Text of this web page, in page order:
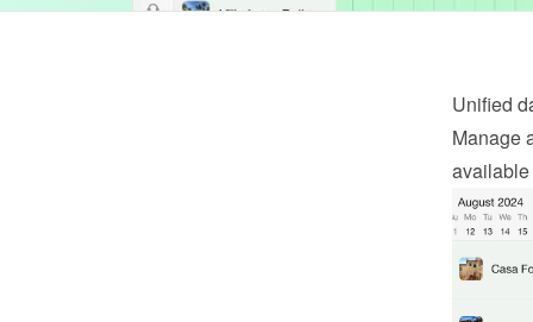
Unified
Manage